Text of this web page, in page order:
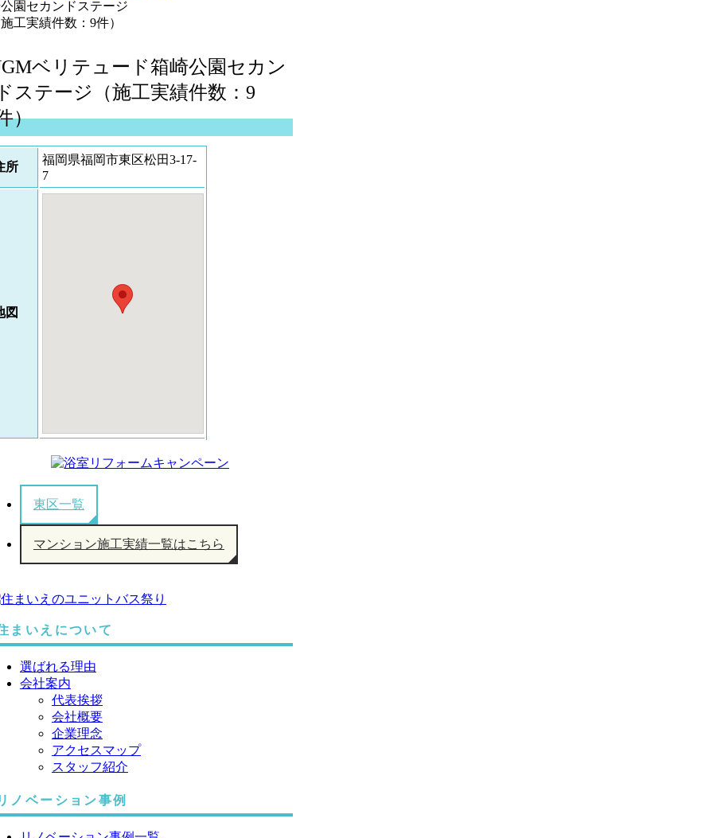
園セカンドステージ
工実績件数：9件）
ベリテュード箱崎公園セカン
ステージ（施工実績件数：9
）
所
福岡県福岡市東区松田3-17-
7
図
東区一覧
マンション施工実績一覧はこちら
まいえについて
選ばれる理由
会社案内
代表挨拶
会社概要
企業理念
アクセスマップ
スタッフ紹介
ノベーション事例